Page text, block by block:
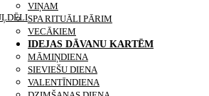
VIŅAM
SPA RITUĀLI PĀRIM
VECĀKIEM
IDEJAS DĀVANU KARTĒM
MĀMIŅDIENA
SIEVIEŠU DIENA
VALENTĪNDIENA